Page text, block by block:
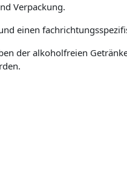
Verpackung.
einen
der alkoholfreien